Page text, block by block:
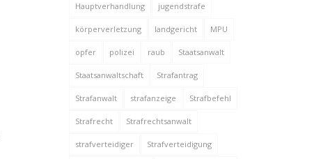
Hauptverhandlung jugendstrafe
körperverletzung landgericht MPU
opfer polizei raub Staatsanwalt
Staatsanwaltschaft Strafantrag
Strafanwalt strafanzeige Strafbefehl
Strafrecht Strafrechtsanwalt
strafverteidiger Strafverteidigung